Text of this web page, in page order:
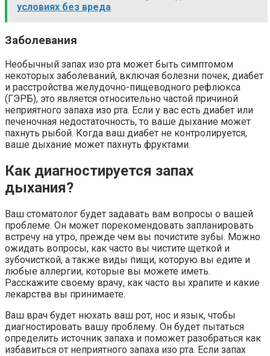
условиях без вреда
Заболевания
Необычный запах изо рта может быть симптомом
некоторых заболеваний, включая болезни почек, диабет
и расстройства желудочно-пищеводного рефлюкса
(ГЭРБ), это является относительно частой причиной
неприятного запаха изо рта. Если у вас есть диабет или
печеночная недостаточность, то ваше дыхание может
пахнуть рыбой. Когда ваш диабет не контролируется,
ваше дыхание может пахнуть фруктами.
Как диагностируется запах
дыхания?
Ваш стоматолог будет задавать вам вопросы о вашей
проблеме. Он может порекомендовать запланировать
встречу на утро, прежде чем вы почистите зубы. Можно
ожидать вопросы, как часто вы чистите щеткой и
зубочисткой, а также виды пищи, которую вы едите и
любые аллергии, которые вы можете иметь.
Расскажите своему врачу, как часто вы храпите и какие
лекарства вы принимаете.
Ваш врач будет нюхать ваш рот, нос и язык, чтобы
диагностировать вашу проблему. Он будет пытаться
определить источник запаха и поможет разобраться как
избавиться от неприятного запаха изо рта. Если запах